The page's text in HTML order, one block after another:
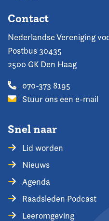
Contact
Nederlandse Vereniging
Postbus 30435
2500 GK Den Haag
070-373 8195
Stuur ons een e-mail
Snel naar
Lid worden
Nieuws
Agenda
Raadsleden Podcast
Leeromgeving